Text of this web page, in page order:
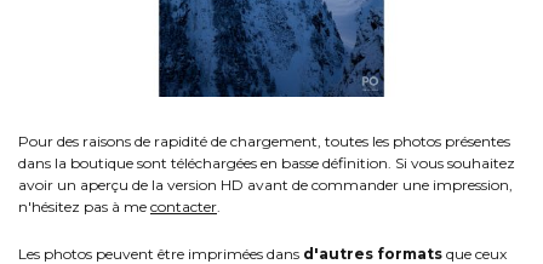
Pour des raisons de rapidité de chargement, toutes les photos présentes
dans la boutique sont téléchargées en basse définition. Si vous souhaitez
avoir un aperçu de la version HD avant de commander une impression,
n'hésitez pas à me contacter
Les photos peuvent être imprimées dans d'autres formats que ceux